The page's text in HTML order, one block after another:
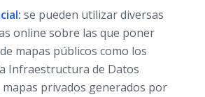
se pueden utilizar diversas
online sobre las que poner
mapas públicos como los
Infraestructura de Datos
mapas privados generados por